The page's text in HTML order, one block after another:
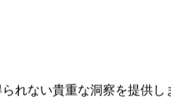
しました。これにより、特定